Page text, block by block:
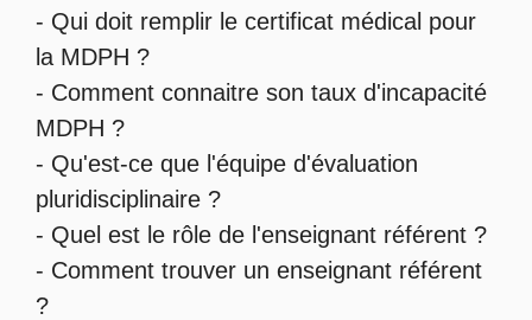
- Qui doit remplir le certificat médical pour
la MDPH ?
- Comment connaitre son taux d'incapacité
MDPH ?
- Qu'est-ce que l'équipe d'évaluation
pluridisciplinaire ?
- Quel est le rôle de l'enseignant référent ?
- Comment trouver un enseignant référent
?